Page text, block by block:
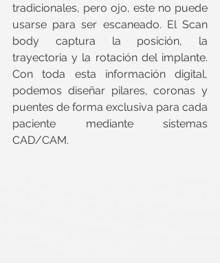
tradicionales, pero ojo, este no puede
usarse para ser escaneado. El Scan
body captura la posición, la
trayectoria y la rotación del implante.
Con toda esta información digital,
podemos diseñar pilares, coronas y
puentes de forma exclusiva para cada
paciente mediante sistemas
CAD/CAM.